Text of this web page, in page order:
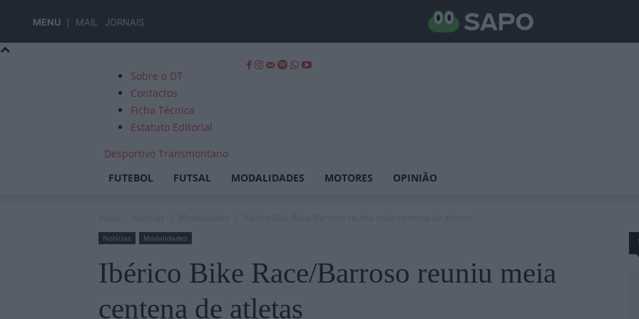
MENU MAIL JORNAIS
Sobre o DT
Contactos
Ficha Técnica
Estatuto Editorial
Desportivo Transmontano
FUTEBOL
FUTSAL MODALIDADES MOTORES OPINIÃO
Notícias Modalidades
Ibérico Bike Race/Barroso reuniu meia
centena de atletas